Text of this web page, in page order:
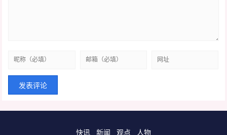
快讯 新闻 观点 人物